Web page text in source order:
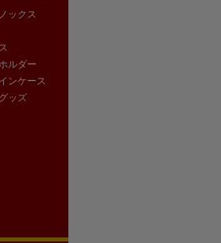
ックス
ルダー
ンケース
ッズ